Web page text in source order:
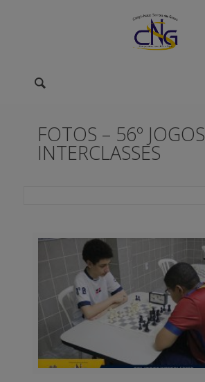
FOTOS – 56º JOGOS
INTERCLASSES